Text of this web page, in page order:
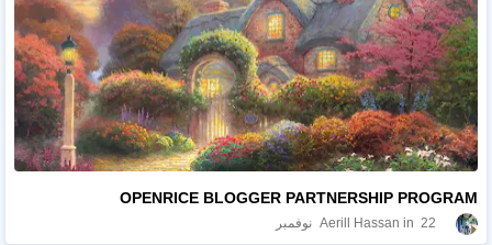
OPENRICE BLOGGER PARTNERSHIP PROGRAM
Aerill Hassan 22 نوفمبر